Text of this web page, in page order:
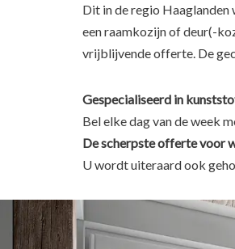
Dit in de regio
een raamkozijn of deur(-
vrijblijvende offerte. De
Gespecialiseerd in
Bel elke dag van de week
De scherpsteofferte voor
U wordt uiteraard ook